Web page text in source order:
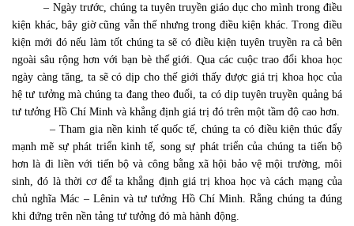
– Ngày trước, chúng ta tuyên truyền giáo dục cho mình trong điều
kiện khác, bây giờ cũng vẫn thế nhưng trong điều kiện khác. Trong điều
kiện mới đó nếu làm tốt chúng ta sẽ có điều kiện tuyên truyền ra cả bên
ngoài sâu rộng hơn với bạn bè thế giới. Qua các cuộc trao đổi khoa học
ngày càng tăng, ta sẽ có dịp cho thế giới thấy được giá trị khoa học của
hệ tư tưởng mà chúng ta đang theo đuổi, ta có dịp tuyên truyền quảng bá
tư tưởng Hồ Chí Minh và khẳng định giá trị đó trên một tầm độ cao hơn.
– Tham gia nền kinh tế quốc tế, chúng ta có điều kiện thúc đẩy
mạnh mẽ sự phát triển kinh tế, song sự phát triển của chúng ta tiến bộ
hơn là đi liền với tiến bộ và công bằng xã hội bảo vệ mội trường, môi
sinh, đó là thời cơ để ta khẳng định giá trị khoa học và cách mạng của
chủ nghĩa Mác – Lênin và tư tưởng Hồ Chí Minh. Rằng chúng ta đúng
khi đứng trên nền tảng tư tưởng đó mà hành động.